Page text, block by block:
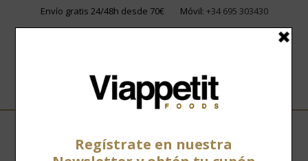
Envío gratis 24/48h desde 70€ Móvil: +34 695 303430